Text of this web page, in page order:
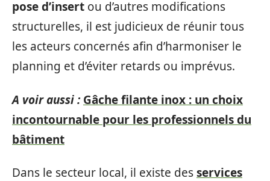
pose d’insert ou d’autres modifications
structurelles, il est judicieux de réunir tous
les acteurs concernés afin d’harmoniser le
planning et d’éviter retards ou imprévus.
A voir aussi : Gâche filante inox : un choix
incontournable pour les professionnels du
bâtiment
Dans le secteur local, il existe desservices